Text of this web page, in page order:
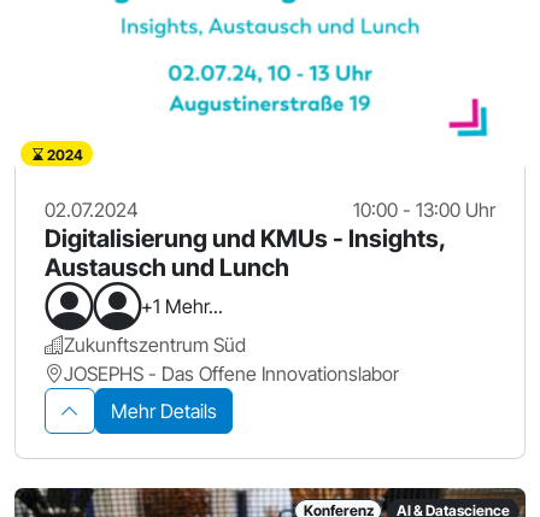
2024
02.07.2024 10:00 - 13:00 Uhr
Digitalisierung und KMUs - Insights,
Austausch und Lunch
+1 Mehr...
Zukunftszentrum Süd
JOSEPHS - Das Offene Innovationslabor
Mehr Details
Konferenz AI & Datascience